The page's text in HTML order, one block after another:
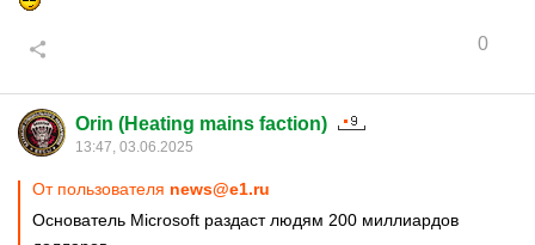
0
Orin (Heating mains faction)
13:47, 03.06.2025
От пользователя news@e1.ru
Основатель Microsoft раздаст людям 200 миллиардов